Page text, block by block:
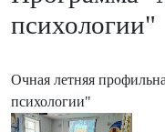
психологии"
Очная летняя
психологии"